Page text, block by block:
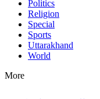
Politics
Religion
Special
Sports
Uttarakhand
World
More